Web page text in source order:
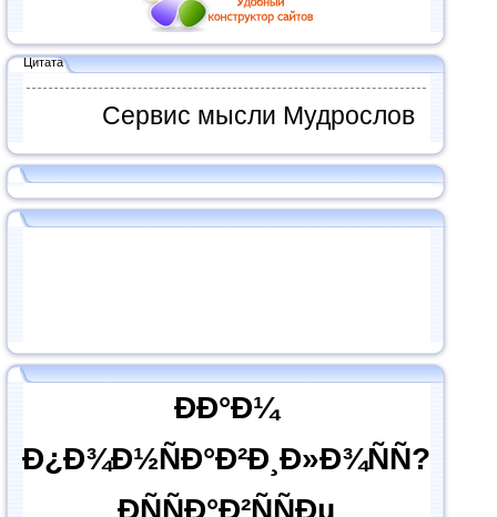
Цитата
Сервис мысли Мудрослов
ÐÐ°Ð¼
Ð¿Ð¾Ð½ÑÐ°Ð²Ð¸Ð»Ð¾ÑÑ?
ÐÑÑÐ°Ð²ÑÑÐµ